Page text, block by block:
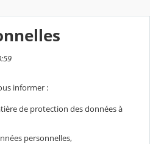
informer :
de protection des données à
personnelles,